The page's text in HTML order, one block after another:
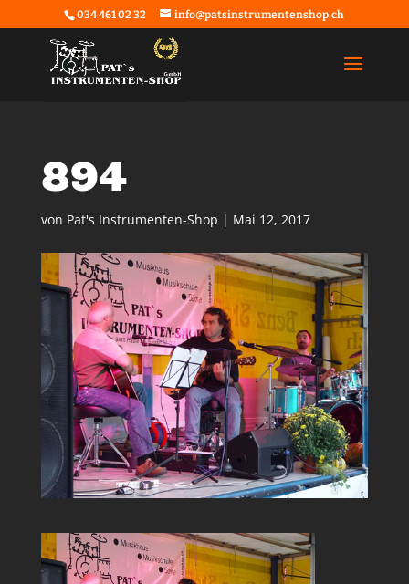
034 461 02 32 info@patsinstrumentenshop.ch
894
von Pat's Instrumenten-Shop | Mai 12, 2017